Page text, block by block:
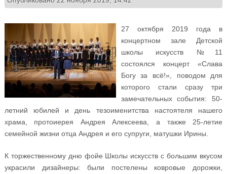
27 октября 2019 года в
концертном зале Детской
школы искусств №11
состоялся концерт «Слава
Богу за всё!», поводом для
которого стали сразу три
замечательных события: 50-
летний юбилей и день тезоименитства настоятеля нашего
храма, протоиерея Андрея Алексеева, а также 25-летие
семейной жизни отца Андрея и его супруги, матушки Ирины.
К торжественному дню фойе Школы искусств с большим вкусом
украсили дизайнеры: были постелены ковровые дорожки,